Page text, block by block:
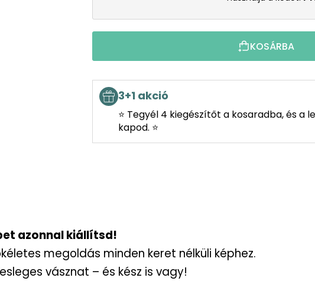
KOSÁRBA
3+1 akció
⭐ Tegyél 4 kiegészítőt a kosaradba, és a
kapod. ⭐
azonnal kiállítsd!
megoldás minden keret nélküli képhez.
vásznat – és kész is vagy!